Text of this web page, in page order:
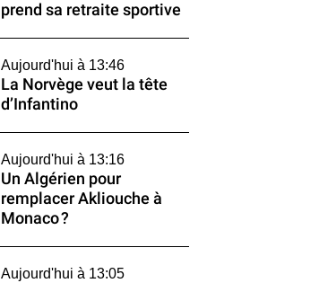
prend sa retraite sportive
Aujourd'hui à 13:46
La Norvège veut la tête
d’Infantino
Aujourd'hui à 13:16
Un Algérien pour
remplacer Akliouche à
Monaco ?
Aujourd'hui à 13:05